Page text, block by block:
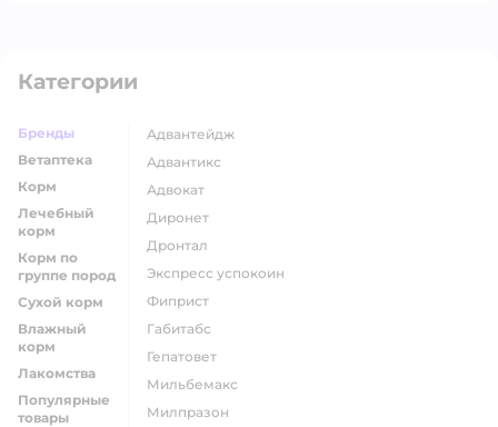
Категории
Бренды
Ветаптека
Корм
Лечебный
корм
Корм по
группе пород
Сухой корм
Влажный
корм
Лакомства
Популярные
товары
адвантейдж
адвантикс
адвокат
диронет
дронтал
экспресс успокоин
фиприст
габитабс
гепатовет
мильбемакс
милпразон